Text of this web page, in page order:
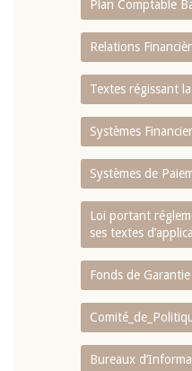
Plan Comptable
Relations
Textes régissant
Systèmes
Systèmes de
Loi portant
ses textes
Fonds de
Bureaux